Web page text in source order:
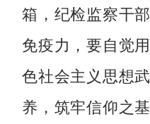
箱，纪检监察干
免疫力，要自觉
色社会主义思想
养，筑牢信仰之